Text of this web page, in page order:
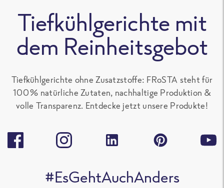
Tiefkühlgerichte mit
dem Reinheitsgebot
Tiefkühlgerichte ohne Zusatzstoffe: FRoSTA steht für
100 % natürliche Zutaten, nachhaltige Produktion &
volle Transparenz. Entdecke jetzt unsere Produkte!
#EsGehtAuchAnders